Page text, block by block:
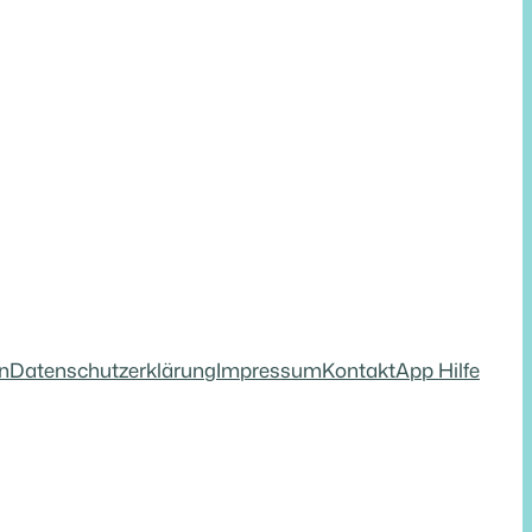
DatenschutzerklärungImpressumKontaktApp Hilfe